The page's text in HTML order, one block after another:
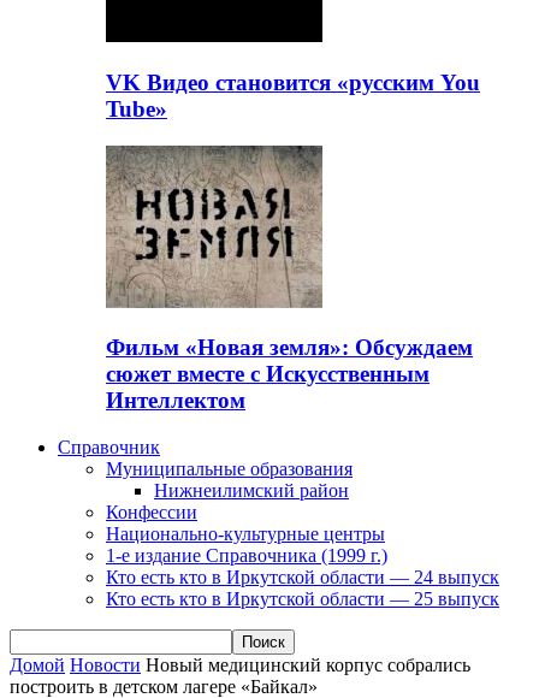
VK Видео становится «русским You
Tube»
Фильм «Новая земля»: Обсуждаем
сюжет вместе с Искусственным
Интеллектом
Справочник
Муниципальные образования
Нижнеилимский район
Конфессии
Национально-культурные центры
1-е издание Справочника (1999 г.)
Кто есть кто в Иркутской области — 24 выпуск
Кто есть кто в Иркутской области — 25 выпуск
Домой Новости Новый медицинский корпус собрались
построить в детском лагере «Байкал»